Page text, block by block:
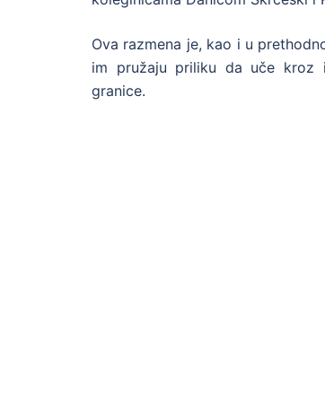
Ova razmena je, kao i u
im pružaju priliku da uče kroz
granice.